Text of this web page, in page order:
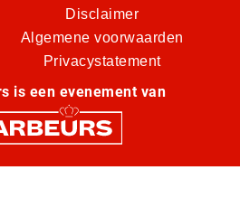
Disclaimer
Algemene voorwaarden
Privacystatement
is een evenement van